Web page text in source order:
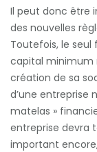
Il peut donc être
des nouvelles
Toutefois, le seul
capital minimum
création de sa
d’une entreprise
matelas »
entreprise devra
important